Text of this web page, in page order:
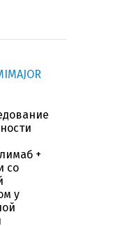
+
со
у